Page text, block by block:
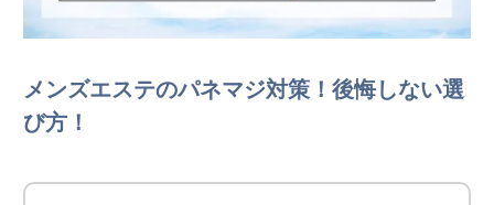
メンズエステのパネマジ対策！後悔しない選
び方！